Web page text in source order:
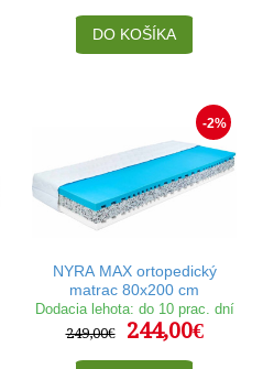
DO KOŠÍKA
-2%
NYRA MAX ortopedický
matrac 80x200 cm
Dodacia lehota: do 10 prac. dní
249,00€
244,00€